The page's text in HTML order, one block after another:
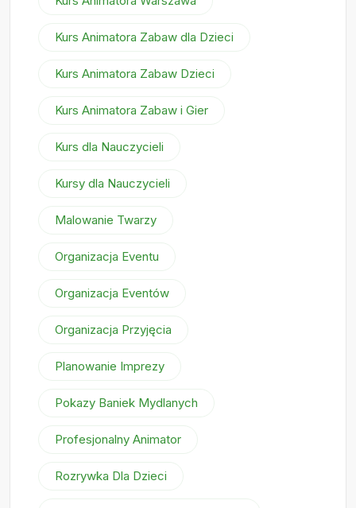
Kurs Animatora Zabaw dla Dzieci
Kurs Animatora Zabaw Dzieci
Kurs Animatora Zabaw i Gier
Kurs dla Nauczycieli
Kursy dla Nauczycieli
Malowanie Twarzy
Organizacja Eventu
Organizacja Eventów
Organizacja Przyjęcia
Planowanie Imprezy
Pokazy Baniek Mydlanych
Profesjonalny Animator
Rozrywka Dla Dzieci